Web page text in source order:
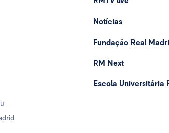
Notícias
Fundação Real
RM Next
Escola Universitária